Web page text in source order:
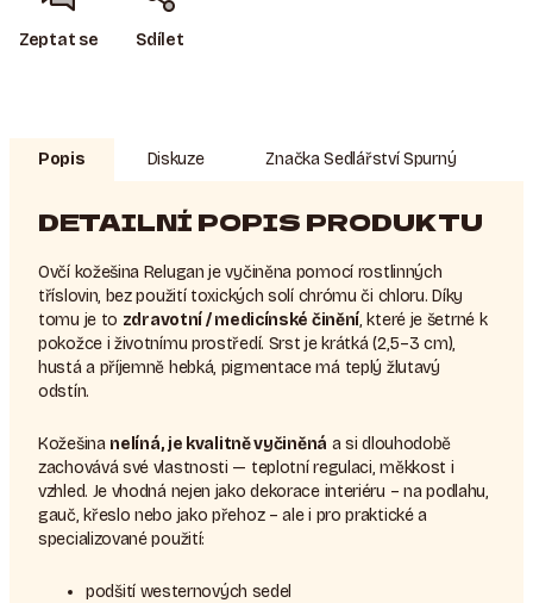
Zeptat se Sdílet
Popis Diskuze ZnačkaSedlářství Spurný
DETAILNÍ POPIS PRODUKTU
Ovčí kožešina Relugan je vyčiněna pomocí rostlinných
tříslovin, bez použití toxických solí chrómu či chloru. Díky
tomu je to zdravotní / medicínské činění, které je šetrné k
pokožce i životnímu prostředí. Srst je krátká (2,5–3 cm),
hustá a příjemně hebká, pigmentace má teplý žlutavý
odstín.
Kožešina nelíná, je kvalitně vyčiněná a si dlouhodobě
zachovává své vlastnosti — teplotní regulaci, měkkost i
vzhled. Je vhodná nejen jako dekorace interiéru – na podlahu,
gauč, křeslo nebo jako přehoz – ale i pro praktické a
specializované použití:
podšití westernových sedel